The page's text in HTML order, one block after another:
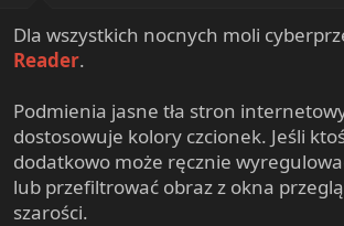
Dla wszystkich nocnych moli
Reader.
Podmienia jasne tła stron
dostosowuje kolory czcionek. Jeśli
dodatkowo może ręcznie
lub przefiltrować obraz z okna
szarości.